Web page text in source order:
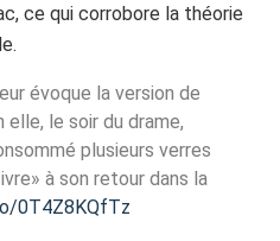
ce qui corrobore la théorie
évoque la version de
elle, le soir du drame,
plusieurs verres
à son retour dans la
0T4Z8KQfTz